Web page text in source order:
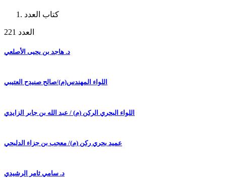
كتاب العدد
العدد 221
د. هاجد بن يحيى الأصلعي
اللواء المهندس(م)/صالح صنيدح العتيبي
اللواء البحري الركن (م) / عبد الله بن جابر الزايدي
عميد بحري ركن (م)/ معجب بن جزاء الدلبحي
د. سامي ثامر الرشيدي